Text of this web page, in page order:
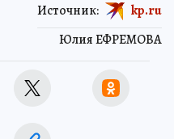
Юлия ЕФРЕМОВА
Источник: kp.ru